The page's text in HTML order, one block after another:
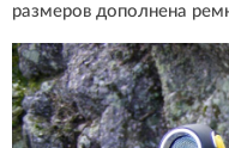
размеров дополнена